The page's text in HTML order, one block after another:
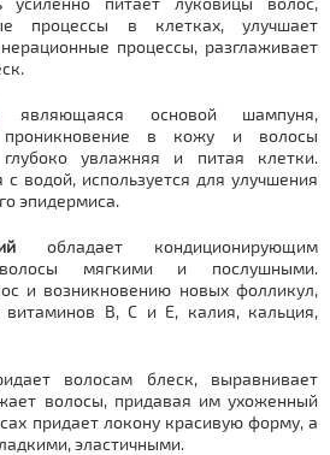
процессы в клетках, улучшает
процессы, разглаживает
являющаяся основой шампуня,
проникновение в кожу и волосы
глубоко увлажняя и питая клетки.
водой, используется для улучшения
эпидермиса.
обладает кондиционирующим
мягкими и послушными.
и возникновению новых фолликул,
витаминов В, С и Е, калия, кальция,
волосам блеск, выравнивает
волосы, придавая им ухоженный
придает локону красивую форму, а
эластичными.